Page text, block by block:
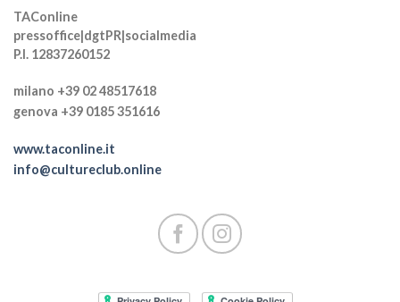
TAConline
pressoffice|dgtPR|socialmedia
P.I. 12837260152
milano +39 02 48517618
genova +39 0185 351616
www.taconline.it
info@cultureclub.online